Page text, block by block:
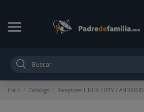
Inicio Catálogo Receptores LINUX / IPTV / ANDROID